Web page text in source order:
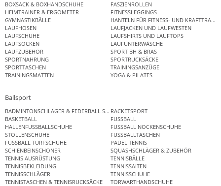
BOXSACK & BOXHANDSCHUHE
FASZIENROLLEN
HEIMTRAINER & ERGOMETER
FITNESSLEGGINGS
GYMNASTIKBÄLLE
HANTELN FÜR FITNESS- UND
LAUFHOSEN
LAUFJACKEN UND LAUFWESTEN
LAUFSCHUHE
LAUFSHIRTS UND LAUFTOPS
LAUFSOCKEN
LAUFUNTERWÄSCHE
LAUFZUBEHÖR
SPORT BH & BRAS
SPORTNAHRUNG
SPORTRUCKSÄCKE
SPORTTASCHEN
TRAININGSANZÜGE
TRAININGSMATTEN
YOGA & PILATES
Ballsport
BADMINTONSCHLÄGER & FEDERBALL SETSRACKETSPORT
BASKETBALL
FUSSBALL
HALLENFUSSBALLSCHUHE
FUSSBALL NOCKENSCHUHE
STOLLENSCHUHE
FUSSBALLTASCHEN
FUSSBALL TURFSCHUHE
PADEL TENNIS
SCHIENBEINSCHONER
SQUASHSCHLÄGER & ZUBEHÖR
TENNIS AUSRÜSTUNG
TENNISBÄLLE
TENNISBEKLEIDUNG
TENNISSAITEN
TENNISSCHLÄGER
TENNISSCHUHE
TENNISTASCHEN & TENNISRUCKSÄCKE
TORWARTHANDSCHUHE